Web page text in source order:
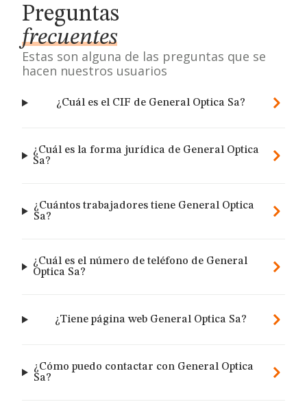
Preguntas
frecuentes
Estas son alguna de las preguntas que se
hacen nuestros usuarios
¿Cuál es el CIF de General Optica Sa?
¿Cuál es la forma jurídica de General Optica
Sa?
¿Cuántos trabajadores tiene General Optica
Sa?
¿Cuál es el número de teléfono de General
Optica Sa?
¿Tiene página web General Optica Sa?
¿Cómo puedo contactar con General Optica
Sa?